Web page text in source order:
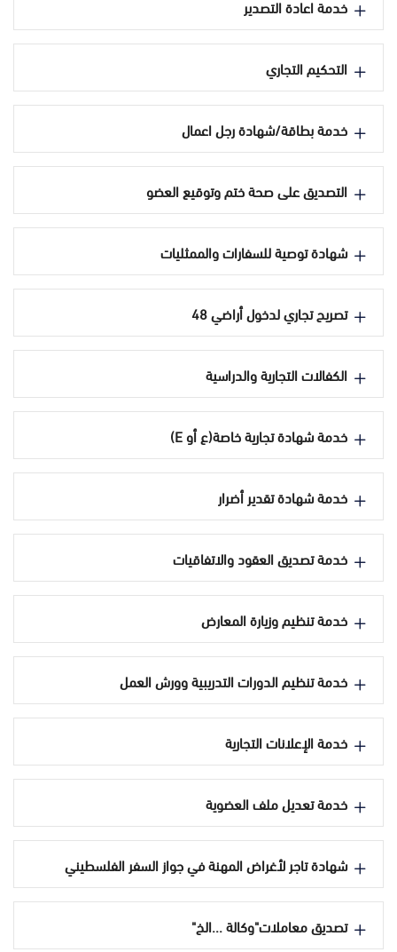
خدمة اعادة التصدير
التحكيم التجاري
خدمة بطاقة/شهادة رجل اعمال
التصديق على صحة ختم وتوقيع العضو
شهادة توصية للسفارات والممثليات
تصريح تجاري لدخول أراضي 48
الكفالات التجارية والدراسية
خدمة شهادة تجارية خاصة(ع أو E)
خدمة شهادة تقدير أضرار
خدمة تصديق العقود والاتفاقيات
خدمة تنظيم وزيارة المعارض
خدمة تنظيم الدورات التدريبية وورش العمل
خدمة الإعلانات التجارية
خدمة تعديل ملف العضوية
شهادة تاجر لأغراض المهنة في جواز السفر الفلسطيني
تصديق معاملات"وكالة ...الخ"